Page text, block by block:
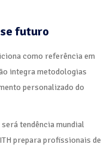
futuro
como referência em
integra metodologias
personalizado do
tendência mundial
prepara profissionais de